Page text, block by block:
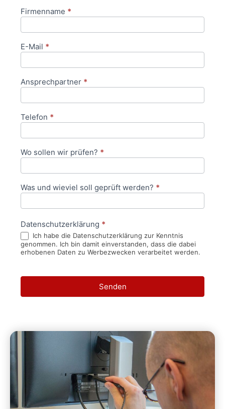
Anfrageformular
Firmenname *
E-Mail *
Ansprechpartner *
Telefon *
Wo sollen wir prüfen? *
Was und wieviel soll geprüft werden? *
Datenschutzerklärung *
Ich habe die Datenschutzerklärung zur Kenntnis
genommen. Ich bin damit einverstanden, dass die dabei
erhobenen Daten zu Werbezwecken verarbeitet werden.
Senden